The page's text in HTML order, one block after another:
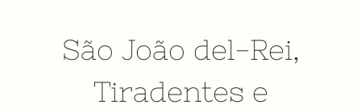
São João del-Rei,
Tiradentes e